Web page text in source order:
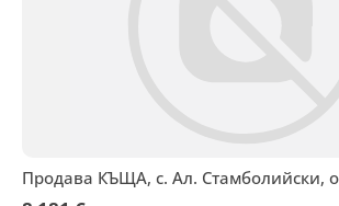
Продава КЪЩА, с. Ал. Стамболийски,